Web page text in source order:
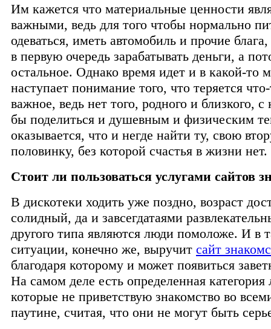
Им кажется что материальные ценности
важными, ведь для того чтобы нормально
одеваться, иметь автомобиль и прочие
в первую очередь зарабатывать деньги, а
остальное. Однако время идет и в какой-то
наступает понимание того, что теряется
важное, ведь нет того, родного и близкого, с
бы поделиться и душевным и физическим
оказывается, что и негде найти ту, свою
половинку, без которой счастья в жизни нет.
Стоит ли пользоваться услугами сайтов
В дискотеки ходить уже поздно, возраст
солидный, да и завсегдатаями
другого типа являются люди помоложе. И в
ситуации, конечно же, выручит сайт
благодаря которому и может появиться
На самом деле есть определенная
которые не приветствую знакомство во
паутине, считая, что они не могут быть